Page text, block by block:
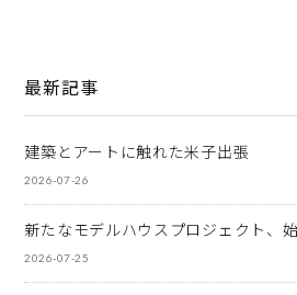
最新記事
建築とアートに触れた米子出張
2026-07-26
新たなモデルハウスプロジェクト、始
2026-07-25